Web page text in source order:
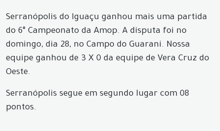
Serranópolis do Iguaçu ganhou mais uma partida
do 6° Campeonato da Amop. A disputa foi no
domingo, dia 28, no Campo do Guarani. Nossa
equipe ganhou de 3 X 0 da equipe de Vera Cruz do
Oeste.
Serranópolis segue em segundo lugar com 08
pontos.